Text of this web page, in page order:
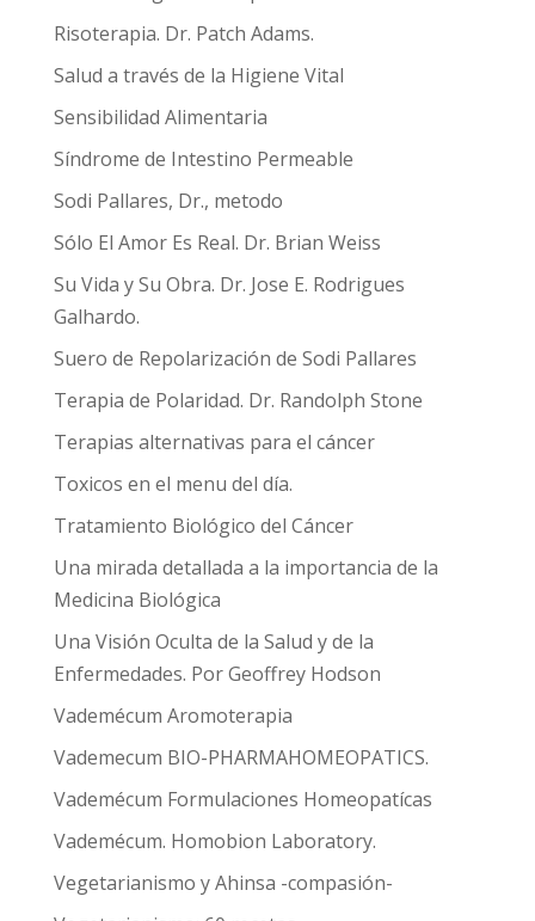
Risoterapia. Dr. Patch Adams.
Salud a través de la Higiene Vital
Sensibilidad Alimentaria
Síndrome de Intestino Permeable
Sodi Pallares, Dr., metodo
Sólo El Amor Es Real. Dr. Brian Weiss
Su Vida y Su Obra. Dr. Jose E. Rodrigues
Galhardo.
Suero de Repolarización de Sodi Pallares
Terapia de Polaridad. Dr. Randolph Stone
Terapias alternativas para el cáncer
Toxicos en el menu del día.
Tratamiento Biológico del Cáncer
Una mirada detallada a la importancia de la
Medicina Biológica
Una Visión Oculta de la Salud y de la
Enfermedades. Por Geoffrey Hodson
Vademécum Aromoterapia
Vademecum BIO-PHARMAHOMEOPATICS.
Vademécum Formulaciones Homeopatícas
Vademécum. Homobion Laboratory.
Vegetarianismo y Ahinsa -compasión-